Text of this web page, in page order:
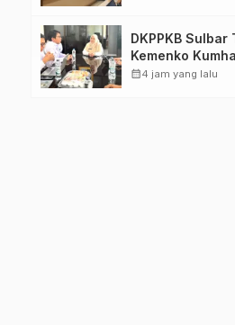
DKPPKB
Kemenko
Perkuat
calendar_month4 jam yang lalu